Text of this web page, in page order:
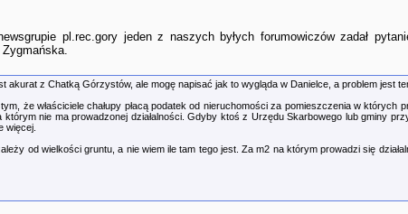
pl.rec.gory jeden z naszych byłych forumowiczów zadał
akurat z Chatką Górzystów, ale mogę napisać jak to wygląda w Danielce, a problem jest
że właściciele chałupy płacą podatek od nieruchomości za pomieszczenia w
którym nie ma prowadzonej działalności. Gdyby ktoś z Urzędu Skarbowego lub gminy
więcej.
od wielkości gruntu, a nie wiem ile tam tego jest. Za m2 na którym prowadzi się